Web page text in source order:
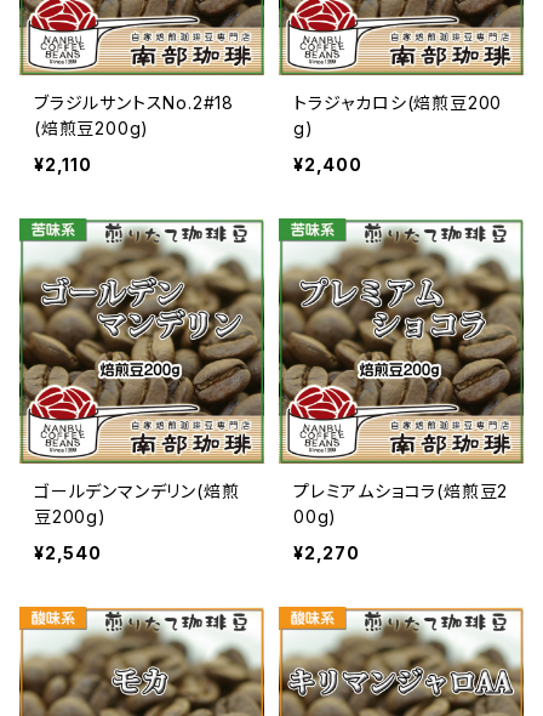
ブラジルサントスNo.2#18
(焙煎豆200g)
¥2,110
トラジャカロシ(焙煎豆200
g)
¥2,400
ゴールデンマンデリン(焙煎
豆200g)
¥2,540
プレミアムショコラ(焙煎豆2
00g)
¥2,270